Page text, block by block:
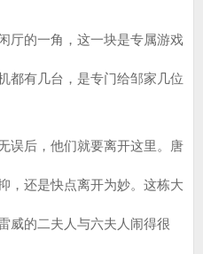
的一角，这一块是专属游戏
都有几台，是专门给邹家几位
后，他们就要离开这里。唐
，还是快点离开为妙。这栋大
的二夫人与六夫人闹得很